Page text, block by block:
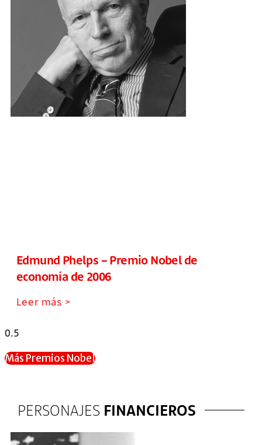
Edmund Phelps – Premio Nobel de
economía de 2006
Leer más >
Más Premios Nobel
PERSONAJES FINANCIEROS